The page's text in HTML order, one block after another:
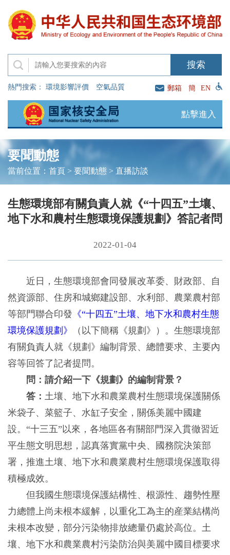
熱門搜索： 環境影響評價 空氣品質 郵箱 簡 EN
點擊進入
要聞動態
當前位置： 首頁> 要聞動態> 直播訪談
生態環境部有關負責人就《“十四五”土壤、
地下水和農村生態環境保護規劃》答記者問
2022-01-04
近日，生態環境部會同發展改革委、財政部、自
然資源部、住房和城鄉建設部、水利部、農業農村部
等部門聯合印發 《“十四五”土壤、地下水和農村生態
環境保護規劃》
（以下簡稱《規劃》）。生態環境部
有關負責人就《規劃》編制背景、總體要求、主要內
容等回答了記者提問。
問：請介紹一下《規劃》的編制背景？
答： 土壤、地下水和農業農村生態環境保護關係
米袋子、菜籃子、水缸子安全，關係美麗中國建
設。“十三五”以來，各地區各有關部門深入貫徹習近
平生態文明思想，認真落實黨中央、國務院決策部
署，推進土壤、地下水和農業農村生態環境保護取得
積極成效。
但我國生態環境保護結構性、根源性、趨勢性壓
力總體上尚未根本緩解，以重化工為主的産業結構尚
未根本改變，部分污染物排放總量仍處於高位。土
壤、地下水和農業農村污染防治與美麗中國目標要求